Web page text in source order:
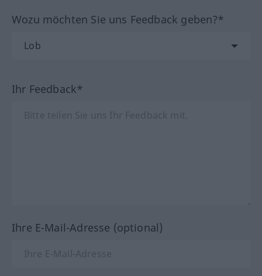
Wozu möchten Sie uns Feedback geben?*
Ihr Feedback*
Ihre E-Mail-Adresse (optional)